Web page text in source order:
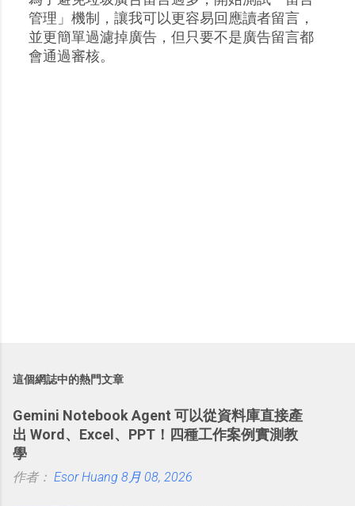
張
貼
留
管理」機制，讓我可以更容易回應讀者留言，
並更簡單過濾掉廣告，但只要不是廣告留言都
會通過審核。
這個網誌中的熱門文章
Gemini Notebook Agent 可以從資料庫直接產
出 Word、Excel、PPT！四種工作案例實測教
學
作者： Esor Huang 8月 08, 2026